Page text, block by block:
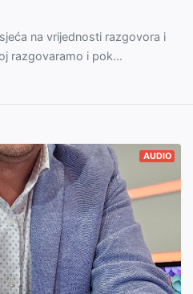
na vrijednosti razgovora i
razgovaramo i pok...
AUDIO